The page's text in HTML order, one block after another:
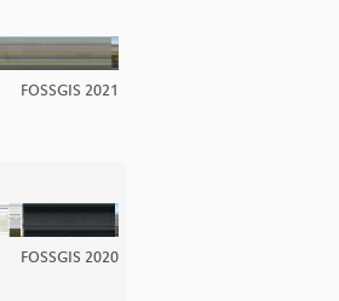
FOSSGIS 2021
FOSSGIS 2020